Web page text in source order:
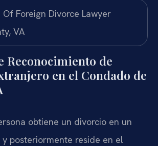
Reconocimiento de
en el Condado de
obtiene un divorcio en un
posteriormente reside en el